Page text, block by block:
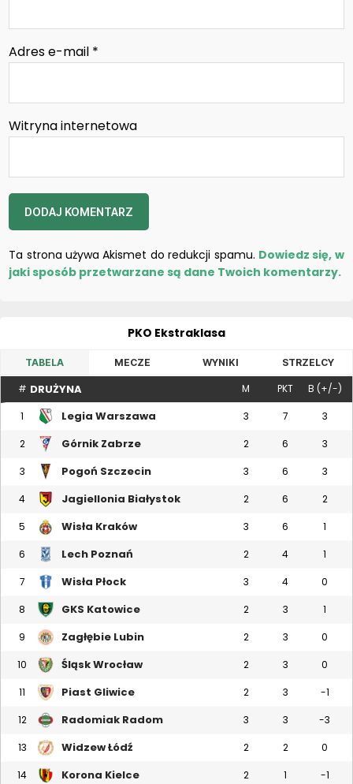
Adres e-mail *
Witryna internetowa
Ta strona używa Akismet do redukcji spamu. Dowiedz się, w
jaki sposób przetwarzane są dane Twoich komentarzy.
PKO Ekstraklasa
TABELA MECZE WYNIKI STRZELCY
# DRUŻYNA M PKT B (+/-)
1 Legia Warszawa 3 7 3
2 Górnik Zabrze 2 6 3
3 Pogoń Szczecin 3 6 3
4 Jagiellonia Białystok 2 6 2
5 Wisła Kraków 3 6 1
6 Lech Poznań 2 4 1
7 Wisła Płock 3 4 0
8 GKS Katowice 2 3 1
9 Zagłębie Lubin 2 3 0
10 Śląsk Wrocław 2 3 0
11 Piast Gliwice 2 3 -1
12 Radomiak Radom 3 3 -3
13 Widzew Łódź 2 2 0
14 Korona Kielce 2 1 -1